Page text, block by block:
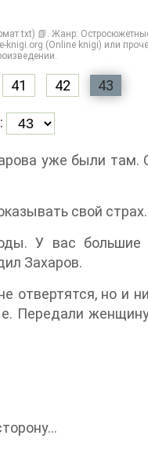
txt) 📗. Жанр:
knigi.org (Online knigi) или
41 42 43
уже были там.
свой страх.
У вас большие
Захаров.
отвертятся, но и
Передали